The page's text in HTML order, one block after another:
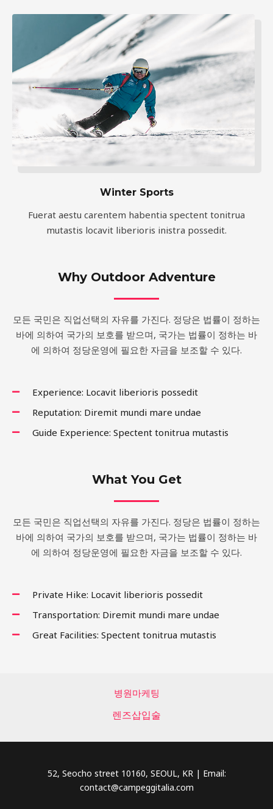
Winter Sports
Fuerat aestu carentem habentia spectent tonitrua
mutastis locavit liberioris inistra possedit.
Why Outdoor Adventure
모든 국민은 직업선택의 자유를 가진다. 정당은 법률이 정하는
바에 의하여 국가의 보호를 받으며, 국가는 법률이 정하는 바
에 의하여 정당운영에 필요한 자금을 보조할 수 있다.
Experience: Locavit liberioris possedit
Reputation: Diremit mundi mare undae
Guide Experience: Spectent tonitrua mutastis
What You Get
모든 국민은 직업선택의 자유를 가진다. 정당은 법률이 정하는
바에 의하여 국가의 보호를 받으며, 국가는 법률이 정하는 바
에 의하여 정당운영에 필요한 자금을 보조할 수 있다.
Private Hike: Locavit liberioris possedit
Transportation: Diremit mundi mare undae
Great Facilities: Spectent tonitrua mutastis
병원마케팅
렌즈삽입술
52, Seocho street 10160, SEOUL, KR | Email:
contact@campeggitalia.com